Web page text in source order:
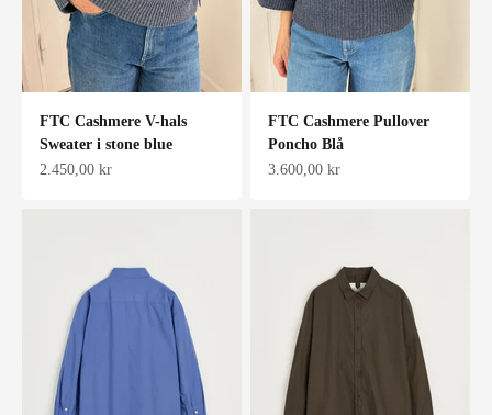
FTC Cashmere V-hals
Sweater i stone blue
Salgspris
2.450,00 kr
FTC Cashmere Pullover
Poncho Blå
Salgspris
3.600,00 kr